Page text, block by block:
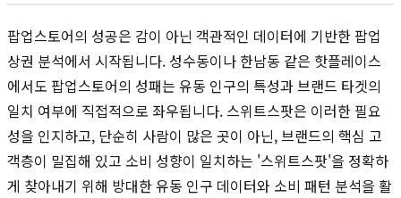
팝업스토어의 성공은 감이 아닌 객관적인 데이터에 기반한 팝업
상권 분석에서 시작됩니다. 성수동이나 한남동 같은 핫플레이스
에서도 팝업스토어의 성패는 유동 인구의 특성과 브랜드 타겟의
일치 여부에 직접적으로 좌우됩니다. 스위트스팟은 이러한 필요
성을 인지하고, 단순히 사람이 많은 곳이 아닌, 브랜드의 핵심 고
객층이 밀집해 있고 소비 성향이 일치하는 '스위트스팟'을 정확하
게 찾아내기 위해 방대한 유동 인구 데이터와 소비 패턴 분석을 활